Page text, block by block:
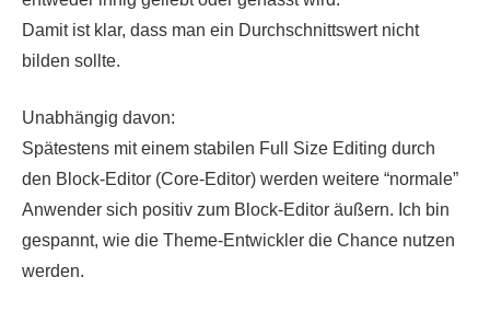
Damit ist klar, dass man ein Durchschnittswert nicht
bilden sollte.
Unabhängig davon:
Spätestens mit einem stabilen Full Size Editing durch
den Block-Editor (Core-Editor) werden weitere “normale”
Anwender sich positiv zum Block-Editor äußern. Ich bin
gespannt, wie die Theme-Entwickler die Chance nutzen
werden.